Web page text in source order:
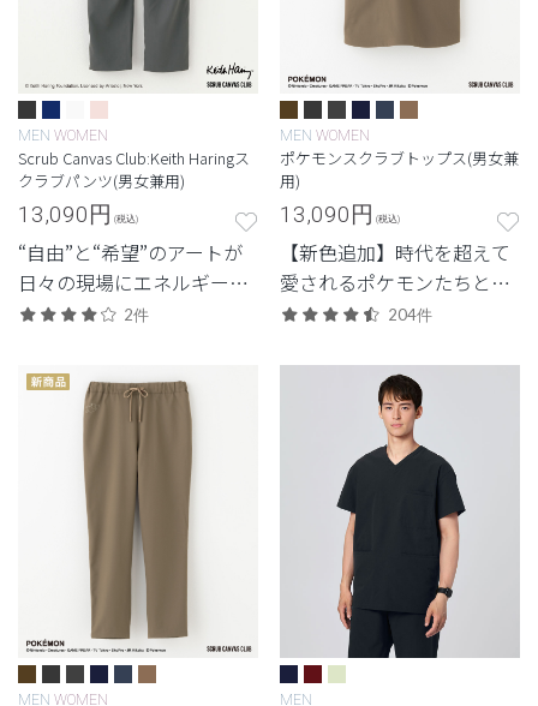
MEN WOMEN
Scrub Canvas Club:Keith Haringス
クラブパンツ(男女兼用)
13,090円 (税込)
“自由”と“希望”のアートが
日々の現場にエネルギーを
もたらす。キース・ヘリン
2件
MEN WOMEN
ポケモンスクラブトップス(男女兼
用)
13,090円 (税込)
【新色追加】時代を超えて
愛されるポケモンたちとい
つも一緒に。ポケモンたち
地色や刺繍色のスクラブト
204件
MEN WOMEN MEN